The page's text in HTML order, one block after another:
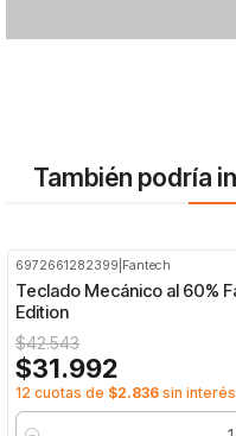
También podría
6972661282399 Fantech
Teclado Mecánico al 60%
Edition
$42.543
$31.992
12 cuotas de $2.836 sin interés